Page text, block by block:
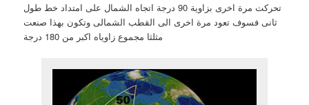
تحركت مرة اخرى بزاوية 90 درجة اتجاه الشمال على امتداد خط طول
ثانى فسوف تعود مرة اخرى الى القطب الشمالى وتكون بهذا صنعت
مثلثا مجموع زاوياه اكبر من 180 درجة